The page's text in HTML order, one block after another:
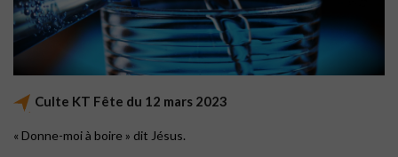
Culte KT Fête du 12 mars 2023
« Donne-moi à boire » dit Jésus.